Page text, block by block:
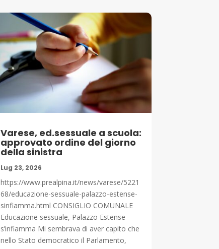
Varese, ed.sessuale a scuola:
approvato ordine del giorno
della sinistra
Lug 23, 2026
https://www.prealpina.it/news/varese/5221
68/educazione-sessuale-palazzo-estense-
sinfiamma.html CONSIGLIO COMUNALE
Educazione sessuale, Palazzo Estense
s’infiamma Mi sembrava di aver capito che
nello Stato democratico il Parlamento,